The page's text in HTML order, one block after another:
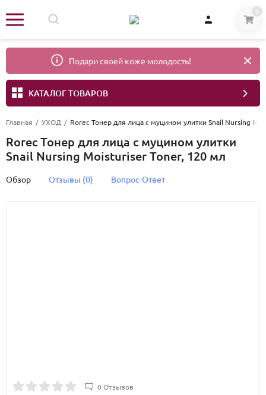
0
Подари своей коже молодость!
КАТАЛОГ ТОВАРОВ
Главная / УХОД / Rorec Тонер для лица с муцином улитки Snail Nursing
Rorec Тонер для лица с муцином улитки
Snail Nursing Moisturiser Toner, 120 мл
Обзор Отзывы (0) Вопрос-Ответ
0 Отзывов